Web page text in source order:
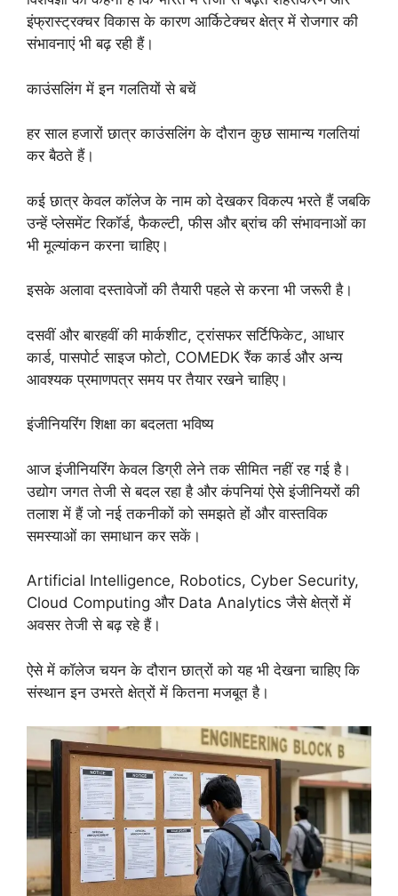
इंफ्रास्ट्रक्चर विकास के कारण आर्किटेक्चर क्षेत्र में रोजगार की
संभावनाएं भी बढ़ रही हैं।
काउंसलिंग में इन गलतियों से बचें
हर साल हजारों छात्र काउंसलिंग के दौरान कुछ सामान्य गलतियां
कर बैठते हैं।
कई छात्र केवल कॉलेज के नाम को देखकर विकल्प भरते हैं जबकि
उन्हें प्लेसमेंट रिकॉर्ड, फैकल्टी, फीस और ब्रांच की संभावनाओं का
भी मूल्यांकन करना चाहिए।
इसके अलावा दस्तावेजों की तैयारी पहले से करना भी जरूरी है।
दसवीं और बारहवीं की मार्कशीट, ट्रांसफर सर्टिफिकेट, आधार
कार्ड, पासपोर्ट साइज फोटो, COMEDK रैंक कार्ड और अन्य
आवश्यक प्रमाणपत्र समय पर तैयार रखने चाहिए।
इंजीनियरिंग शिक्षा का बदलता भविष्य
आज इंजीनियरिंग केवल डिग्री लेने तक सीमित नहीं रह गई है।
उद्योग जगत तेजी से बदल रहा है और कंपनियां ऐसे इंजीनियरों की
तलाश में हैं जो नई तकनीकों को समझते हों और वास्तविक
समस्याओं का समाधान कर सकें।
Artificial Intelligence, Robotics, Cyber Security,
Cloud Computing और Data Analytics जैसे क्षेत्रों में
अवसर तेजी से बढ़ रहे हैं।
ऐसे में कॉलेज चयन के दौरान छात्रों को यह भी देखना चाहिए कि
संस्थान इन उभरते क्षेत्रों में कितना मजबूत है।